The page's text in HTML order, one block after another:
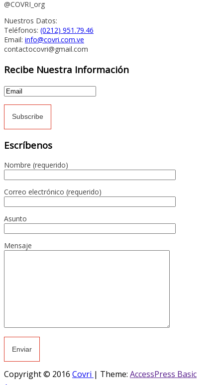
@COVRI_org
Nuestros Datos:
Teléfonos: (0212) 951.79.46
Email: info@covri.com.ve
contactocovri@gmail.com
Recibe Nuestra Información
Escríbenos
Nombre (requerido)
Correo electrónico (requerido)
Asunto
Mensaje
Copyright © 2016 Covri | Theme: AccessPress Basic